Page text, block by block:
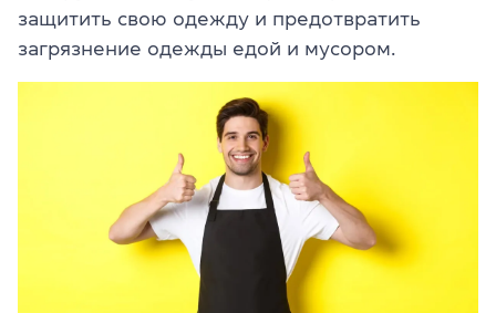
защитить свою одежду и предотвратить
загрязнение одежды едой и мусором.